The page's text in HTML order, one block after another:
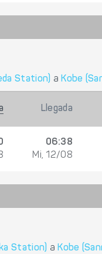
Station) aKobe
Llegada
06:38
Mi, 12/08
Station) a Kobe